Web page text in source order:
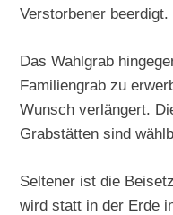
Verstorbener beerdigt.
Das Wahlgrab
Familiengrab zu
Wunsch verlängert.
Grabstätten sind
Seltener ist die
wird statt in der Erde